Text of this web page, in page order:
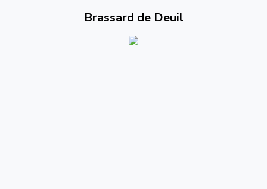
Brassard de Deuil